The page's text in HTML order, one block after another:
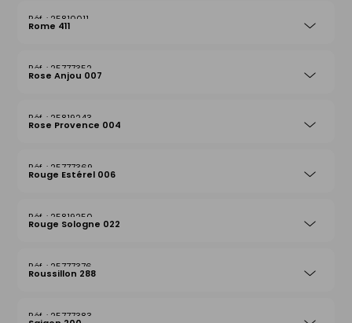
25810011
Rome 411
25777352
Rose Anjou 007
25819243
Rose Provence 004
25777369
Rouge Estérel 006
25819250
Rouge Sologne 022
25777376
Roussillon 288
25777383